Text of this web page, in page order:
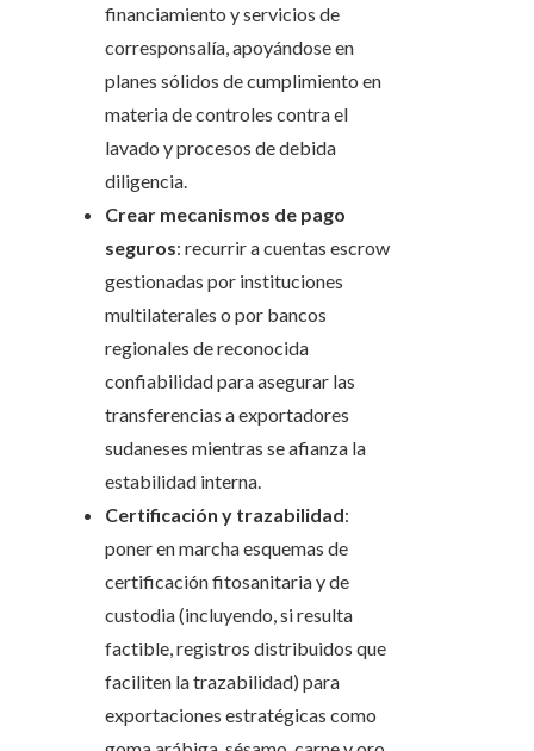
financiamiento y servicios de
corresponsalía, apoyándose en
planes sólidos de cumplimiento en
materia de controles contra el
lavado y procesos de debida
diligencia.
Crear mecanismos de pago
seguros: recurrir a cuentas escrow
gestionadas por instituciones
multilaterales o por bancos
regionales de reconocida
confiabilidad para asegurar las
transferencias a exportadores
sudaneses mientras se afianza la
estabilidad interna.
Certificación y trazabilidad:
poner en marcha esquemas de
certificación fitosanitaria y de
custodia (incluyendo, si resulta
factible, registros distribuidos que
faciliten la trazabilidad) para
exportaciones estratégicas como